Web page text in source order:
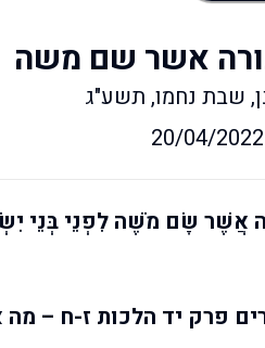
אשר שם משה
שבת נחמו, תשע"ג
אֲשֶׁר שָׂם מֹשֶׁה לִפְנֵי בְּנֵי
פרק יד הלכות ז-ח –